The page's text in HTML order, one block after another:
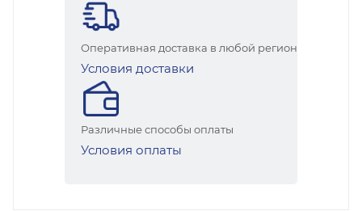
Оперативная доставка в любой регион
Условия доставки
Различные способы оплаты
Условия оплаты